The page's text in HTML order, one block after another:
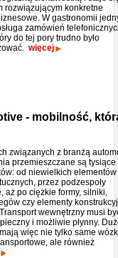
rozwiązującym konkretne
W gastronomii
zamówień
do tej pory trudno było
więcej
- mobilność,
związanych z branżą
przemieszczane są tysiące
od niewielkich elementów
przez podzespoły
aż po ciężkie formy, silniki,
czy elementy
wewnętrzny musi
i możliwie płynny.
więc nie tylko same
ale również